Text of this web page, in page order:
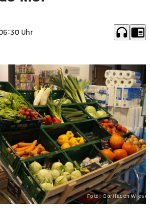
Uhr headphones chrome_reader_mode
Foto: Dorfladen